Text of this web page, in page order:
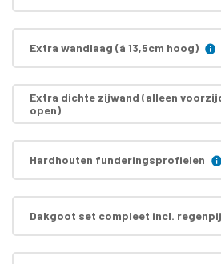
Extra wandlaag (á 13,5cm hoog)
Extra dichte zijwand (alleen
open)
Hardhouten funderingsprofielen
Dakgoot set compleet incl.